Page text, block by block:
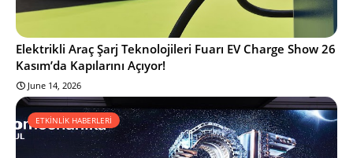
Elektrikli Araç Şarj Teknolojileri Fuarı EV Charge Show 26
Kasım’da Kapılarını Açıyor!
June 14, 2026
ETKİNLİK HABERLERİ